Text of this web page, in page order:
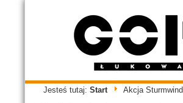
Jesteś tutaj: Start Akcja Sturmwind